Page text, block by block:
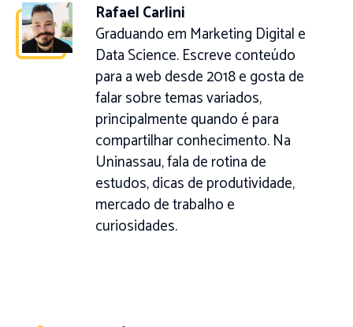
Rafael Carlini
Graduando em Marketing Digital e
Data Science. Escreve conteúdo
para a web desde 2018 e gosta de
falar sobre temas variados,
principalmente quando é para
compartilhar conhecimento. Na
Uninassau, fala de rotina de
estudos, dicas de produtividade,
mercado de trabalho e
curiosidades.